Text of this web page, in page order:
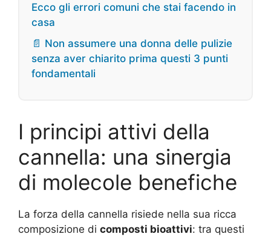
Ecco gli errori comuni che stai facendo in
casa
📄 Non assumere una donna delle pulizie
senza aver chiarito prima questi 3 punti
fondamentali
I principi attivi della
cannella: una sinergia
di molecole benefiche
La forza della cannella risiede nella sua ricca
composizione di composti bioattivi: tra questi